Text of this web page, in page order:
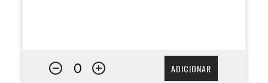
ADICIONAR